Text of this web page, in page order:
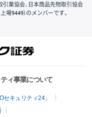
引業協会、日本商品先物取引協会
場9449）のメンバーです。
ィ事業について
キュリティ24」